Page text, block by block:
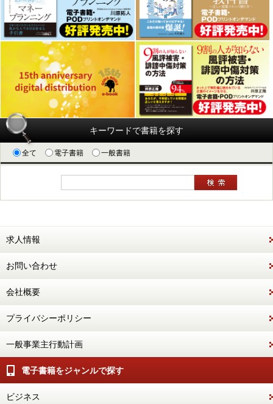
キーワードで書籍を探す
全て 電子書籍 一般書籍
求人情報
お問い合わせ
会社概要
プライバシーポリシー
一般事業主行動計画
電子書籍をジャンルで探す
ビジネス